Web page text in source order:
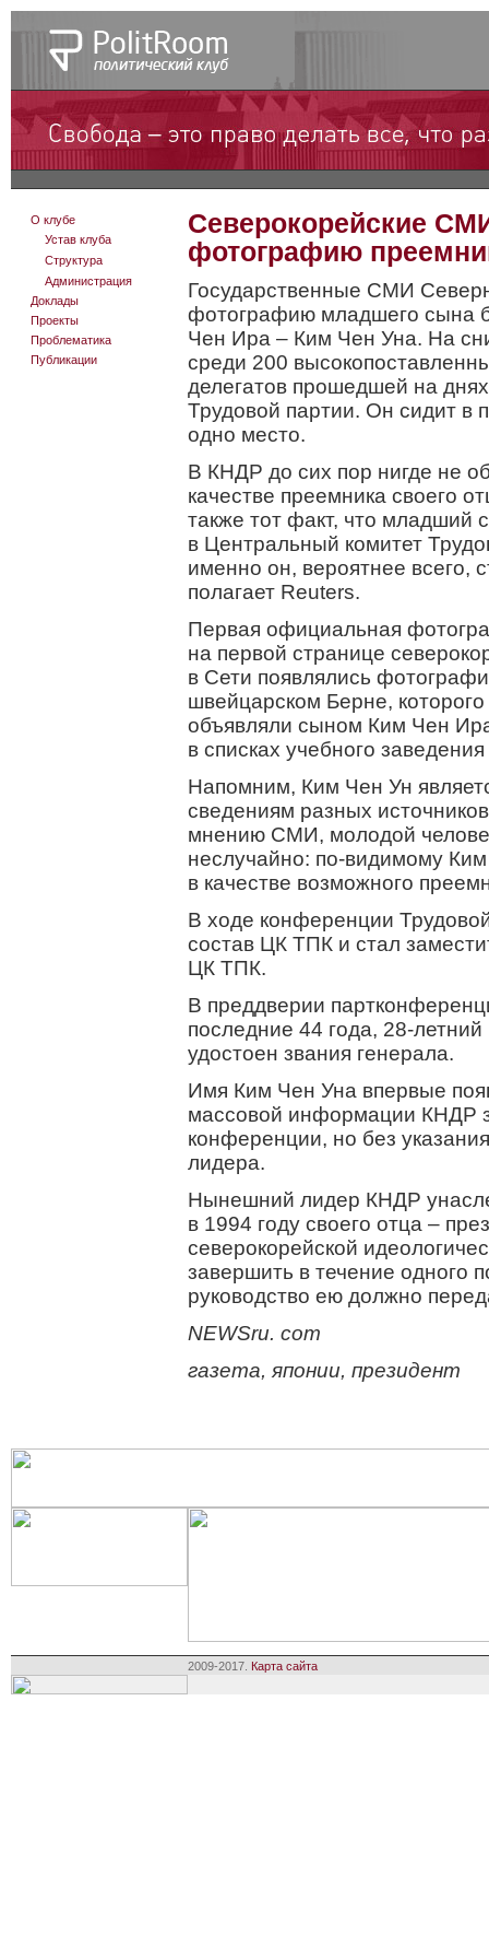
О клубе
Устав клуба
Структура
Администрация
Доклады
Проекты
Проблематика
Публикации
Северокорейские
фотографию
Государственные СМИ
фотографию младшего сына
Чен Ира – Ким Чен Уна. На
среди 200
делегатов прошедшей на
Трудовой партии. Он сидит в
одно место.
В КНДР до сих пор нигде не
качестве преемника своего
также тот факт, что
в Центральный комитет
именно он, вероятнее всего,
полагает Reuters.
Первая официальная
на первой странице
в Сети появлялись
швейцарском Берне,
объявляли сыном Ким Чен
в списках учебного
Напомним, Ким Чен Ун
сведениям разных
мнению СМИ, молодой
неслучайно: по-видимому
в качестве возможного
В ходе конференции
состав ЦК ТПК и стал
ЦК ТПК.
В преддверии
последние 44 года, 28-
удостоен звания генерала.
Имя Ким Чен Уна впервые
массовой информации КНДР
конференции, но без
лидера.
Нынешний лидер КНДР
в 1994 году своего отца –
северокорейской
завершить в течение одного
руководство ею должно
NEWSru. com
газета, японии, президент
2009-2017. Карта сайта